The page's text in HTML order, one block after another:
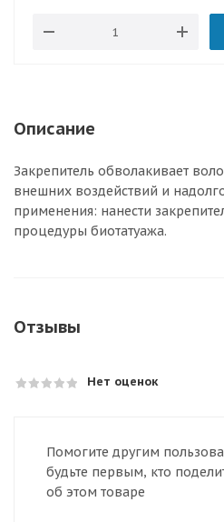
Описание
Закрепитель обволакивает
внешних воздействий и
применения: нанести
процедуры биотатуажа.
Отзывы
Нет оценок
Помогите другим
будьте первым, кто
об этом товаре